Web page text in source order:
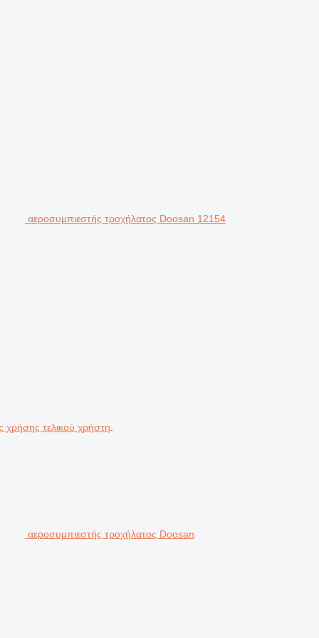
αεροσυμπιεστής τροχήλατος Doosan 12154
χρήσης τελικού χρήστη
αεροσυμπιεστής τροχήλατος Doosan